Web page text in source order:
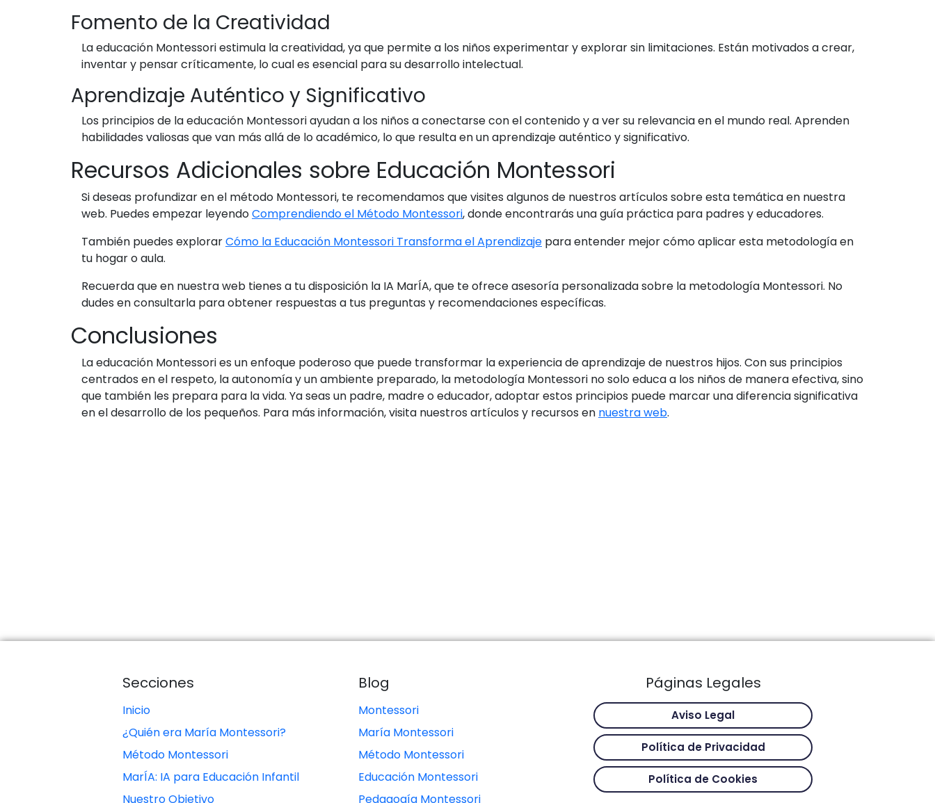
Fomento de la Creatividad
La educación Montessori estimula la creatividad, ya que permite a los niños experimentar y explorar sin limitaciones. Están motivados a crear,
inventar y pensar críticamente, lo cual es esencial para su desarrollo intelectual.
Aprendizaje Auténtico y Significativo
Los principios de la educación Montessori ayudan a los niños a conectarse con el contenido y a ver su relevancia en el mundo real. Aprenden
habilidades valiosas que van más allá de lo académico, lo que resulta en un aprendizaje auténtico y significativo.
Recursos Adicionales sobre Educación Montessori
Si deseas profundizar en el método Montessori, te recomendamos que visites algunos de nuestros artículos sobre esta temática en nuestra
web. Puedes empezar leyendoComprendiendo el Método Montessori, donde encontrarás una guía práctica para padres y educadores.
También puedes explorarCómo la Educación Montessori Transforma el Aprendizaje para entender mejor cómo aplicar esta metodología en
tu hogar o aula.
Recuerda que en nuestra web tienes a tu disposición la IA MarÍA, que te ofrece asesoría personalizada sobre la metodología Montessori. No
dudes en consultarla para obtener respuestas a tus preguntas y recomendaciones específicas.
Conclusiones
La educación Montessori es un enfoque poderoso que puede transformar la experiencia de aprendizaje de nuestros hijos. Con sus principios
centrados en el respeto, la autonomía y un ambiente preparado, la metodología Montessori no solo educa a los niños de manera efectiva, sino
que también les prepara para la vida. Ya seas un padre, madre o educador, adoptar estos principios puede marcar una diferencia significativa
en el desarrollo de los pequeños. Para más información, visita nuestros artículos y recursos en nuestra web.
Secciones
Inicio
¿Quién era María Montessori?
Método Montessori
MarÍA: IA para Educación Infantil
Nuestro Objetivo
Blog
Montessori
María Montessori
Método Montessori
Educación Montessori
Pedagogía Montessori
Páginas Legales
Aviso Legal
Política de Privacidad
Política de Cookies